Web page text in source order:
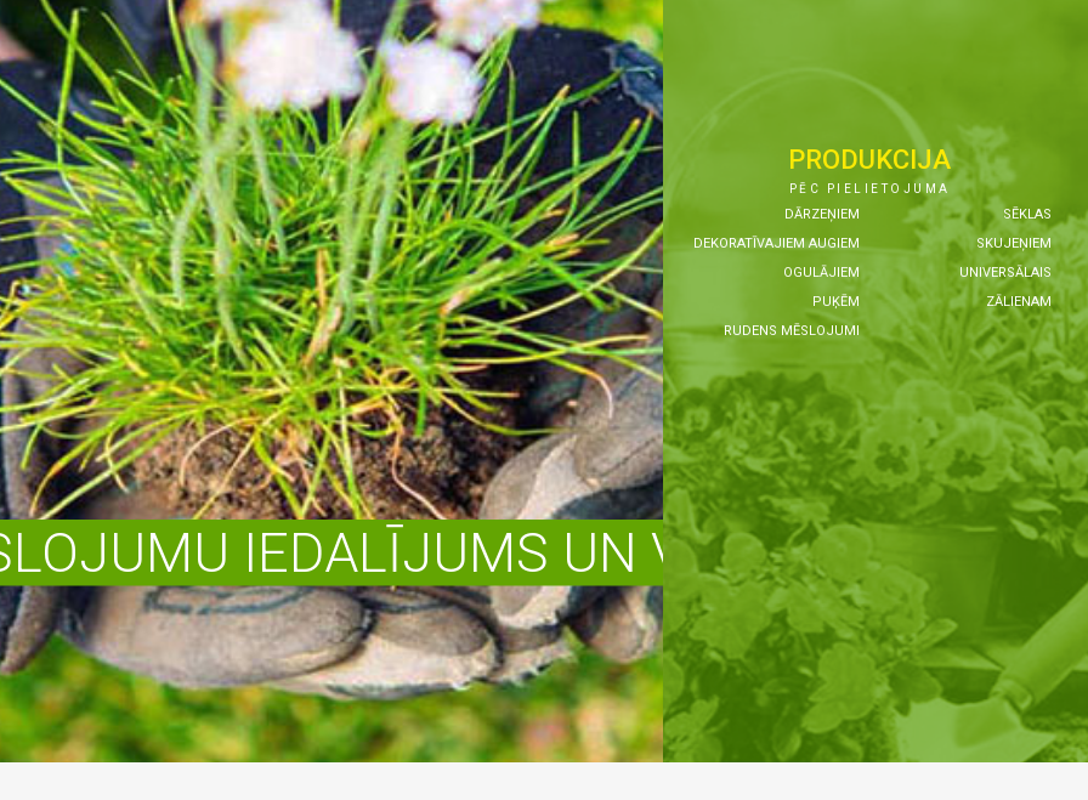
IEDALĪJUMS UN VEIDI
PRODUKCIJA
PĒC PIELIETOJUMA
DĀRZEŅIEM
DEKORATĪVAJIEM AUGIEM
OGULĀJIEM
PUĶĒM
RUDENS MĒSLOJUMI
SĒKLAS
SKUJEŅIEM
UNIVERSĀLAIS
ZĀLIENAM